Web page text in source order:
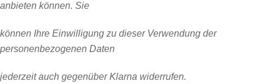
anbieten können. Sie
können Ihre Einwilligung zu dieser Verwendung der
personenbezogenen Daten
jederzeit auch gegenüber Klarna widerrufen.